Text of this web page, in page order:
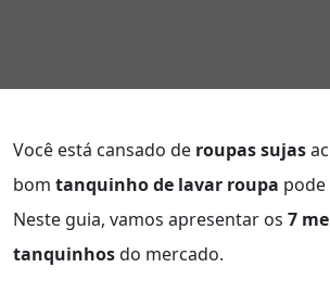
Você está cansado de roupas sujas
bom tanquinho de lavar roupa pode
Neste guia, vamos apresentar os 7
tanquinhosdo mercado.